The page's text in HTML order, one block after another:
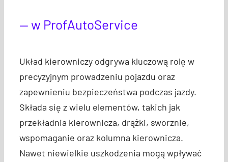
— w ProfAutoService
Układ kierowniczy odgrywa kluczową rolę w
precyzyjnym prowadzeniu pojazdu oraz
zapewnieniu bezpieczeństwa podczas jazdy.
Składa się z wielu elementów, takich jak
przekładnia kierownicza, drążki, sworznie,
wspomaganie oraz kolumna kierownicza.
Nawet niewielkie uszkodzenia mogą wpływać